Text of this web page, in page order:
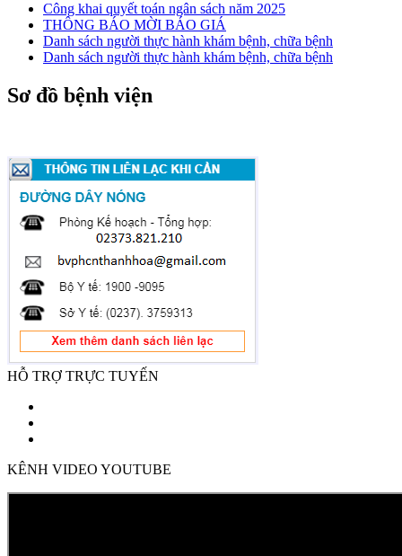
Công khai quyết toán ngân sách năm 2025
THÔNG BÁO MỜI BÁO GIÁ
Danh sách người thực hành khám bệnh, chữa bệnh
Danh sách người thực hành khám bệnh, chữa bệnh
Sơ đồ bệnh viện
HỖ TRỢ TRỰC TUYẾN
KÊNH VIDEO YOUTUBE